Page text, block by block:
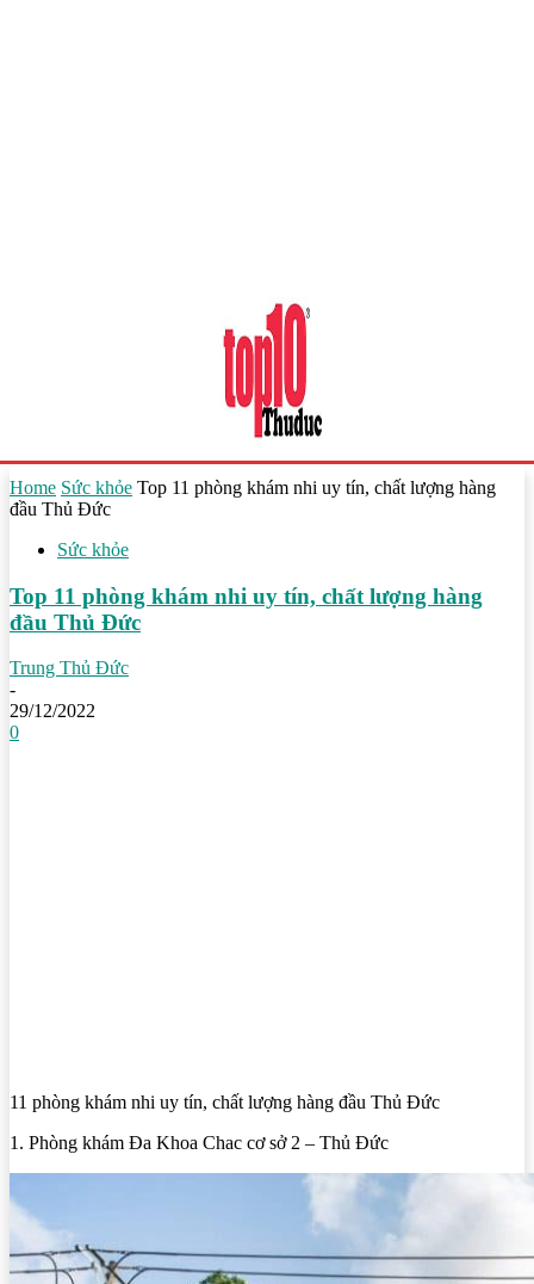
Home Sức khỏe Top 11 phòng khám nhi uy tín, chất lượng hàng
đầu Thủ Đức
Sức khỏe
Top 11 phòng khám nhi uy tín, chất lượng hàng
đầu Thủ Đức
Trung Thủ Đức
-
29/12/2022
0
11 phòng khám nhi uy tín, chất lượng hàng đầu Thủ Đức
1. Phòng khám Đa Khoa Chac cơ sở 2 – Thủ Đức